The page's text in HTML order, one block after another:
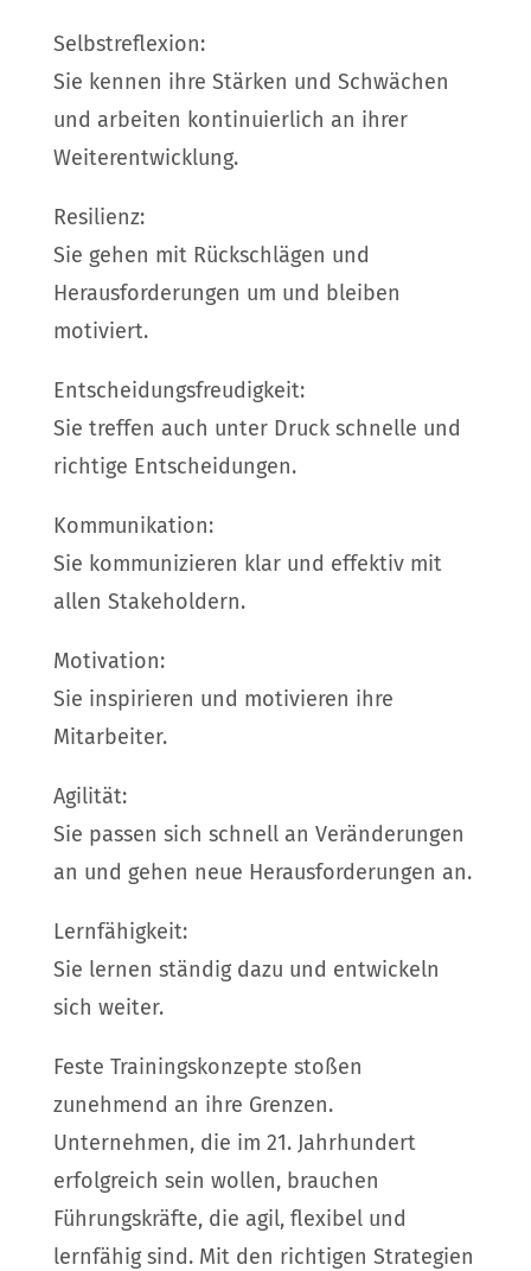
Selbstreflexion:
Sie kennen ihre Stärken und Schwächen
und arbeiten kontinuierlich an ihrer
Weiterentwicklung.
Resilienz:
Sie gehen mit Rückschlägen und
Herausforderungen um und bleiben
motiviert.
Entscheidungsfreudigkeit:
Sie treffen auch unter Druck schnelle und
richtige Entscheidungen.
Kommunikation:
Sie kommunizieren klar und effektiv mit
allen Stakeholdern.
Motivation:
Sie inspirieren und motivieren ihre
Mitarbeiter.
Agilität:
Sie passen sich schnell an Veränderungen
an und gehen neue Herausforderungen an.
Lernfähigkeit:
Sie lernen ständig dazu und entwickeln
sich weiter.
Feste Trainingskonzepte stoßen
zunehmend an ihre Grenzen.
Unternehmen, die im 21. Jahrhundert
erfolgreich sein wollen, brauchen
Führungskräfte, die agil, flexibel und
lernfähig sind. Mit den richtigen Strategien